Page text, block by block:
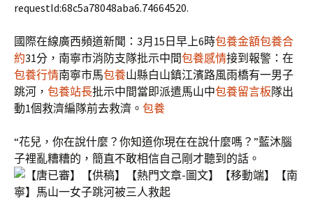
requestId:68c5a78048aba6.74664520.
國際在線廣西頻道新聞：3月15日早上6時包養金額包養合
約31分，南寧市消防支隊批示中間包養感情接到報警：在
包養行情南寧市馬包養山縣白山鎮江濱路風雨橋有一男子
跳河， 包養站長批示中間當即派遣馬山中包養留言板隊出
動1個救濟編隊前去救濟。 包養
“花兒，你在說什麼？你知道你現在在說什麼嗎？”藍沐腦
子裡亂糟糟的，簡直不敢相信自己剛才聽到的話。